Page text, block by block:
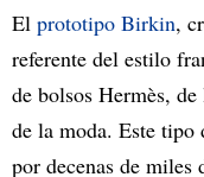
El prototipo Birkin,
referente del estilo
de bolsos Hermès,
de la moda. Este tipo
por decenas de